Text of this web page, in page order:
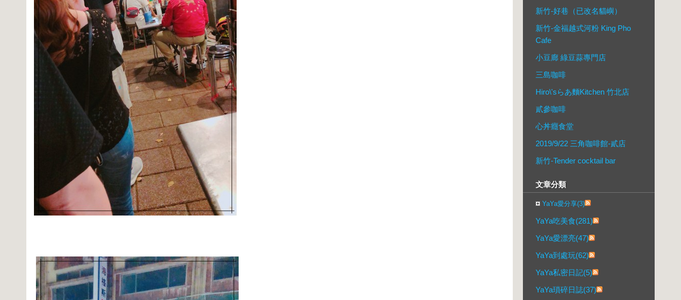
新竹-好巷（已改名貓嶼）
新竹-金福越式河粉 King Pho
Cafe
小豆廊 綠豆蒜專門店
三島咖啡
Hiro\'sらあ麵Kitchen 竹北店
貳參咖啡
心丼癮食堂
2019/9/22 三角咖啡館-貳店
新竹-Tender cocktail bar
文章分類
YaYa愛分享(3)
YaYa吃美食(281)
YaYa愛漂亮(47)
YaYa到處玩(62)
YaYa私密日記(5)
YaYa瑣碎日誌(37)